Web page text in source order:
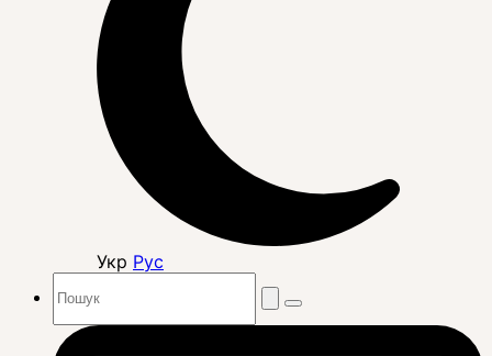
Укр Рус